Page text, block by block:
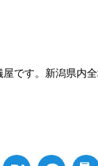
です。新潟県内